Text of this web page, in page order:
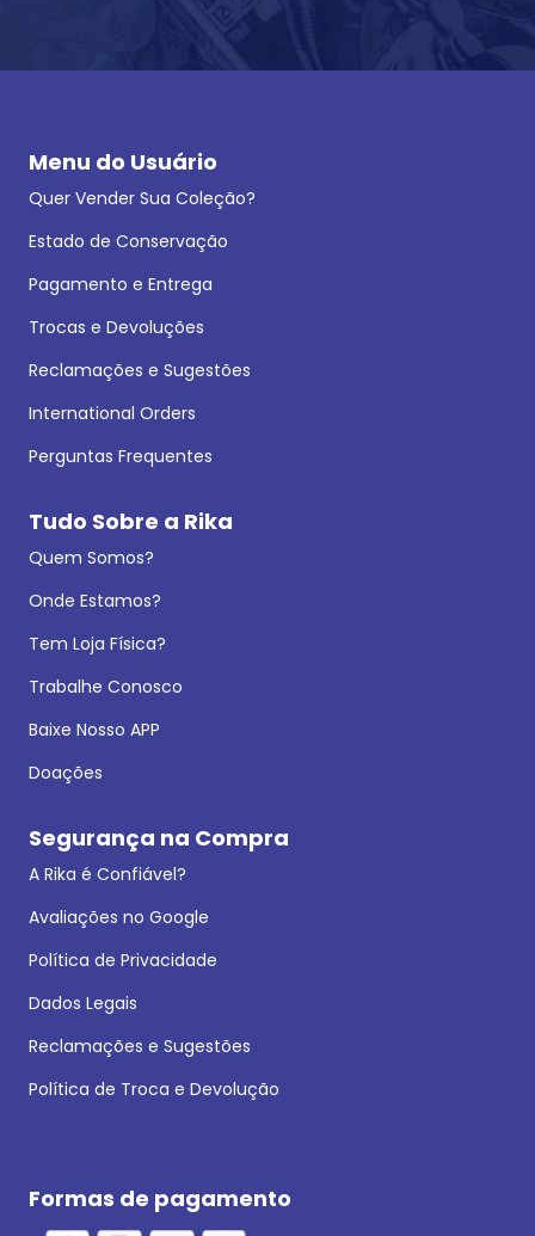
Menu do Usuário
Quer Vender Sua Coleção?
Estado de Conservação
Pagamento e Entrega
Trocas e Devoluções
Reclamações e Sugestões
International Orders
Perguntas Frequentes
Tudo Sobre a Rika
Quem Somos?
Onde Estamos?
Tem Loja Física?
Trabalhe Conosco
Baixe Nosso APP
Doações
Segurança na Compra
A Rika é Confiável?
Avaliações no Google
Política de Privacidade
Dados Legais
Reclamações e Sugestões
Política de Troca e Devolução
Formas de pagamento